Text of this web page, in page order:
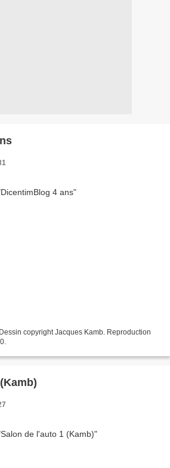
copyright Jacques Kamb. Reproduction